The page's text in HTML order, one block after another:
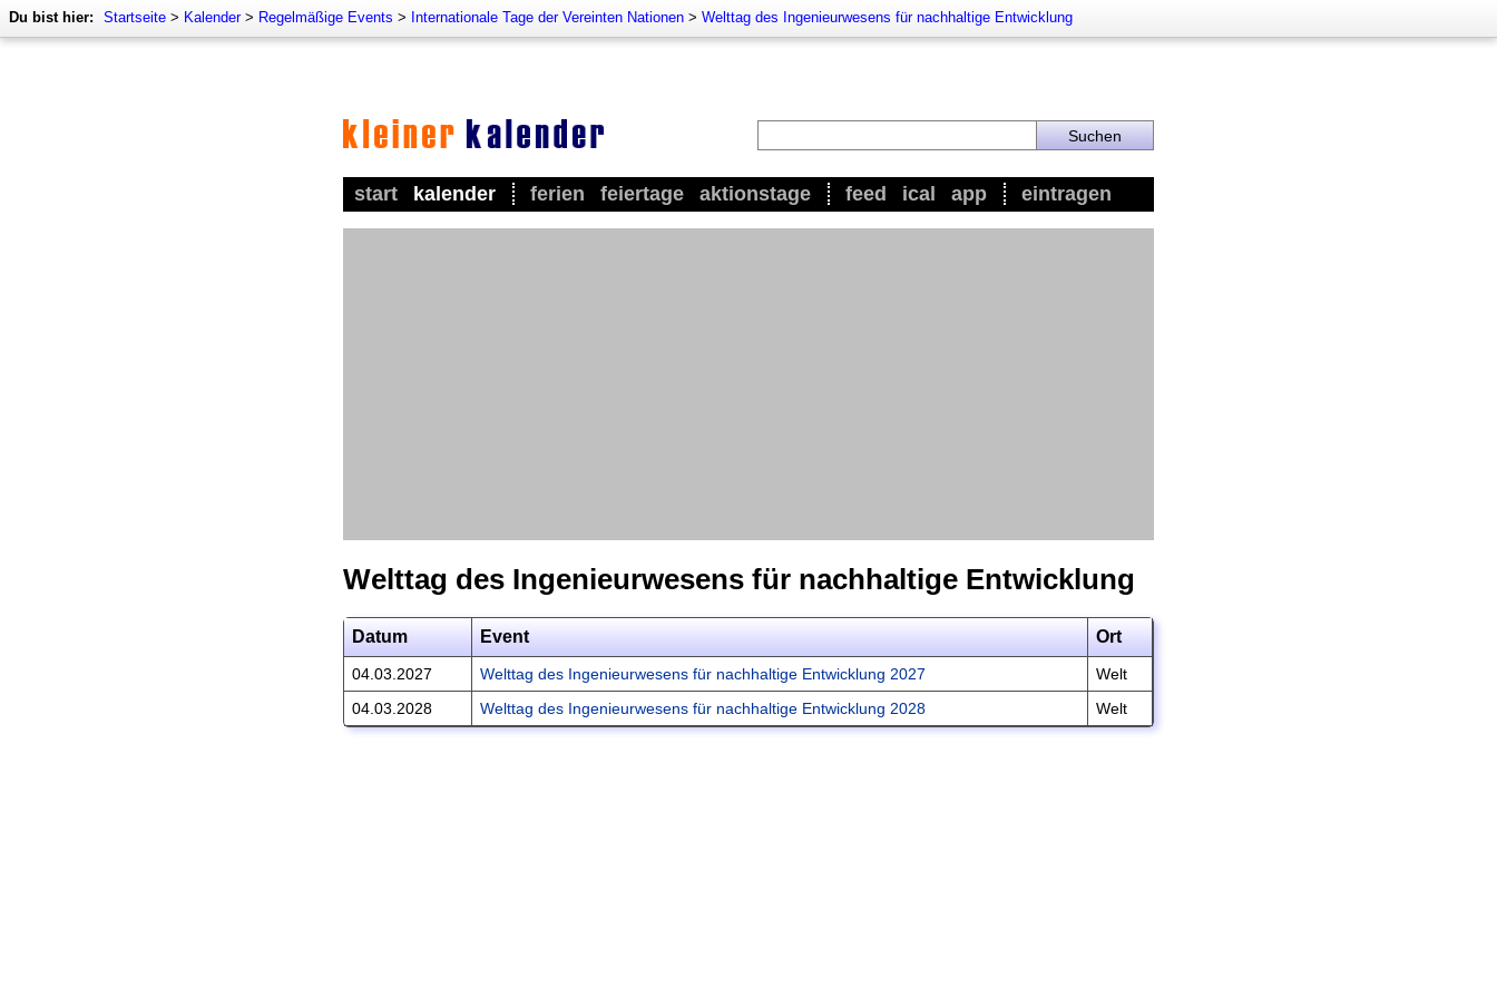
Du bist hier: Startseite > Kalender> Regelmäßige Events > Internationale Tage der Vereinten Nationen > Welttag des Ingenieurwesens für nachhaltige Entwicklung
start kalender ferien feiertage aktionstage feed ical app eintragen
Welttag des Ingenieurwesens für nachhaltige Entwicklung
Datum Event Ort
04.03.2027 Welttag des Ingenieurwesens für nachhaltige Entwicklung 2027
Welt
04.03.2028
Welttag des Ingenieurwesens für nachhaltige Entwicklung 2028 Welt